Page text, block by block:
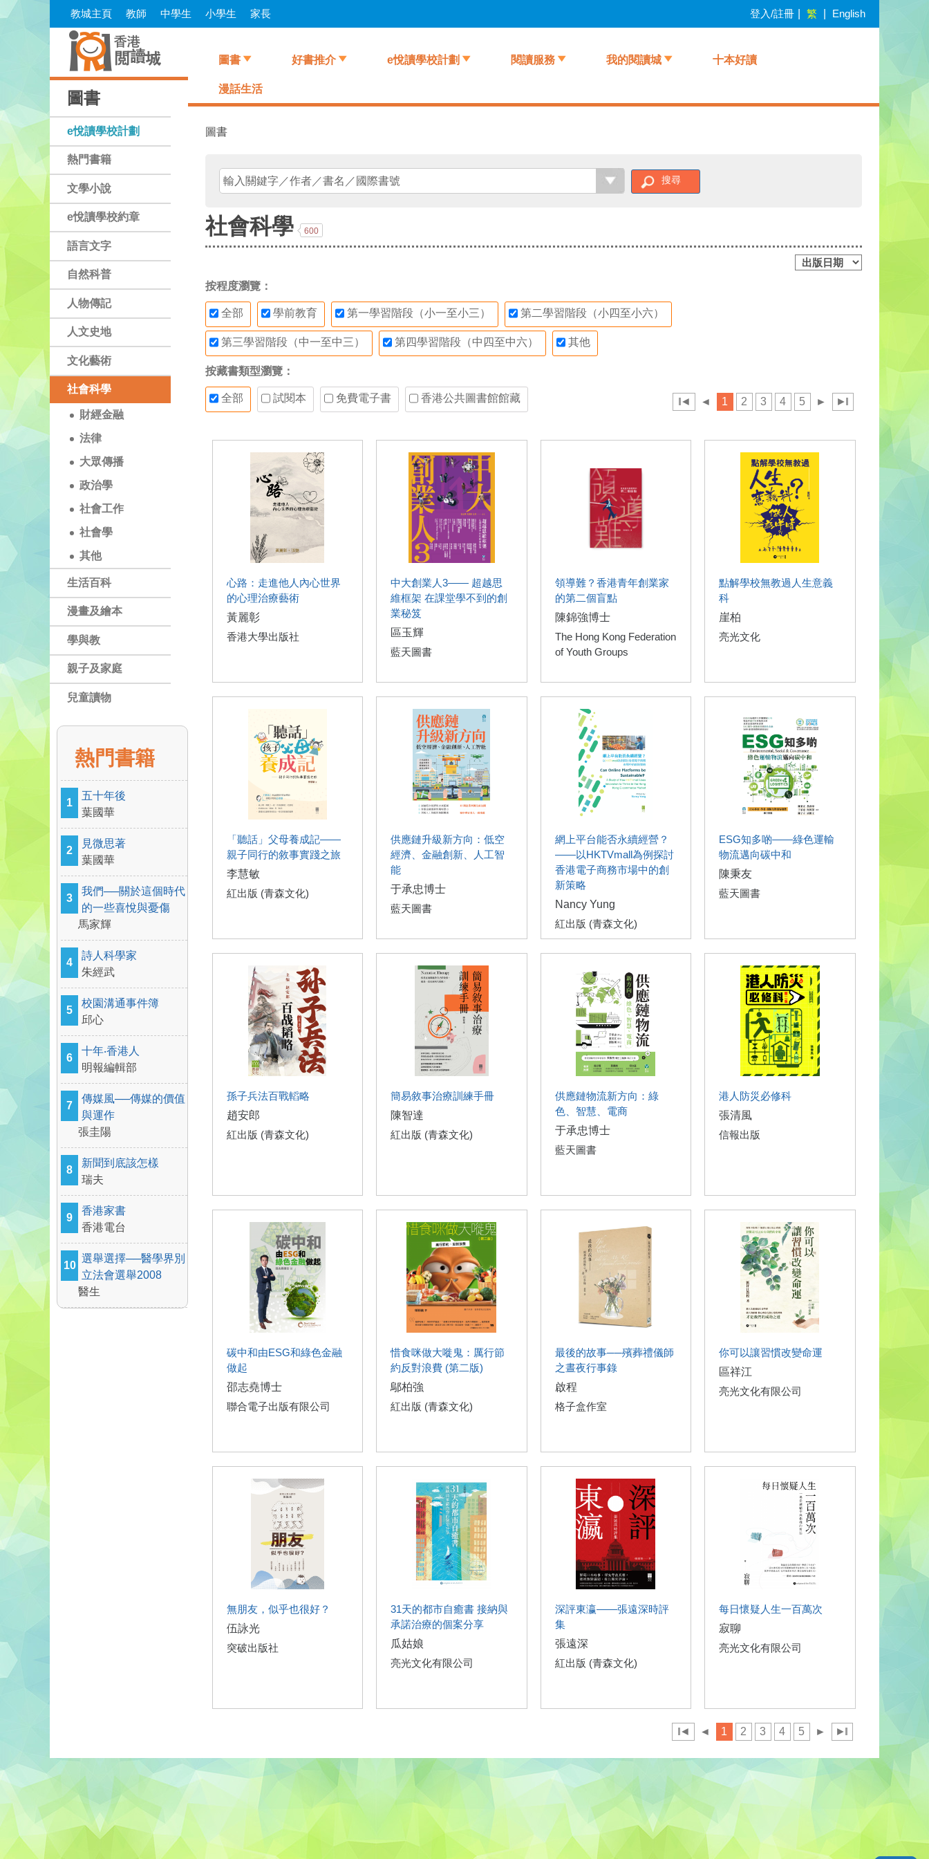
Skip
教城主頁 教師 中學生 小學生 家長 登入/註冊 繁 English
圖書
e悅讀學校計劃
熱門書籍
文學小說
e悅讀學校約章
語言文字
自然科普
人物傳記
人文史地
文化藝術
社會科學
財經金融
法律
大眾傳播
政治學
社會工作
社會學
其他
生活百科
漫畫及繪本
學與教
親子及家庭
兒童讀物
熱門書籍
1
五十年後
葉國華
2
見微思著
葉國華
3
我們──關於這個時代
的一些喜悅與憂傷
馬家輝
4
詩人科學家
朱經武
5
校園溝通事件簿
邱心
6
十年‧香港人
明報編輯部
7
傳媒風──傳媒的價值
與運作
張圭陽
8
新聞到底該怎樣
瑞夫
9
香港家書
香港電台
10
選舉選擇──醫學界別
立法會選舉2008
醫生
圖書 好書推介 e悅讀學校計劃 閱讀服務 我的閱讀城 十本好讀
漫話生活
圖書
搜尋
社會科學 600
按程度瀏覽：
全部 學前教育 第一學習階段（小一至小三） 第二學習階段（小四至小六）
第三學習階段（中一至中三） 第四學習階段（中四至中六） 其他
按藏書類型瀏覽：
全部 試閱本 免費電子書 香港公共圖書館館藏 ◄ ◄ 1 2 3 4 5 ► ►
心路：走進他人內心世界
的心理治療藝術
黃麗彰
香港大學出版社
中大創業人3—— 超越思
維框架 在課堂學不到的創
業秘笈
區玉輝
藍天圖書
領導難？香港青年創業家
的第二個盲點
陳錦強博士
The Hong Kong Federation
of Youth Groups
點解學校無教過人生意義
科
崖柏
亮光文化
「聽話」父母養成記——
親子同行的敘事實踐之旅
李慧敏
紅出版 (青森文化)
供應鏈升級新方向：低空
經濟、金融創新、人工智
能
于承忠博士
藍天圖書
網上平台能否永續經營？
——以HKTVmall為例探討
香港電子商務市場中的創
新策略
Nancy Yung
紅出版 (青森文化)
ESG知多啲——綠色運輸
物流邁向碳中和
陳秉友
藍天圖書
孫子兵法百戰轁略
趙安郎
紅出版 (青森文化)
簡易敘事治療訓練手冊
陳智達
紅出版 (青森文化)
供應鏈物流新方向：綠
色、智慧、電商
于承忠博士
藍天圖書
港人防災必修科
張清風
信報出版
碳中和由ESG和綠色金融
做起
邵志堯博士
聯合電子出版有限公司
惜食咪做大嘥鬼：厲行節
約反對浪費 (第二版)
鄔柏強
紅出版 (青森文化)
最後的故事──殯葬禮儀師
之晝夜行事錄
啟程
格子盒作室
你可以讓習慣改變命運
區祥江
亮光文化有限公司
無朋友，似乎也很好？
伍詠光
突破出版社
31天的都市自癒書 接納與
承諾治療的個案分享
瓜姑娘
亮光文化有限公司
深評東瀛——張遠深時評
集
張遠深
紅出版 (青森文化)
每日懷疑人生一百萬次
寂聊
亮光文化有限公司
◄ ◄ 1 2 3 4 5 ► ►